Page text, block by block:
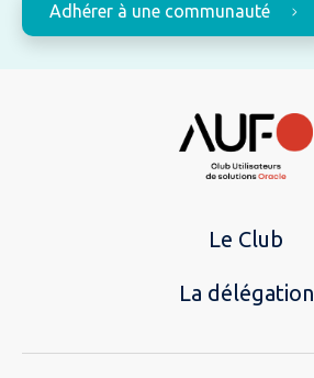
Adhérer à une communauté
Le Club
La délégation